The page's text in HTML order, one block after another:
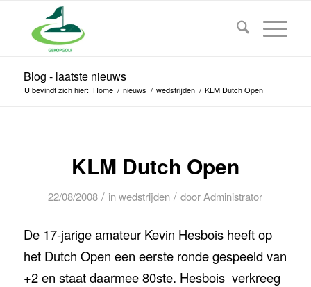
Blog - laatste nieuws
U bevindt zich hier: Home / nieuws / wedstrijden / KLM Dutch Open
KLM Dutch Open
22/08/2008 / inwedstrijden / door Administrator
De 17-jarige amateur Kevin Hesbois heeft op
het Dutch Open een eerste ronde gespeeld van
+2 en staat daarmee 80ste. Hesbois verkreeg